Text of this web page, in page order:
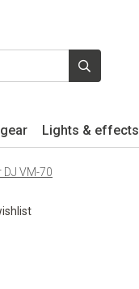
Lights & effects
DJ VM-70